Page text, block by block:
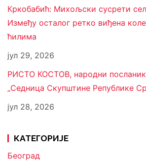
Кркобабић: Михољски сусрети
Између осталог ретко виђена
ћилима
јул 29, 2026
РИСТО КОСТОВ, народни
„Седница Скупштине Републике
јул 28, 2026
КАТЕГОРИЈЕ
Београд